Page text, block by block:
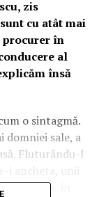
zis
cu atât mai
procurer în
al
însă
o sintagmă.
domniei sale, a
Fluturându-l
mirăm, în